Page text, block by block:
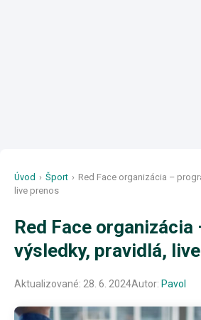
Úvod › Šport › Red Face organizácia –
live prenos
Red Face organizácia
výsledky, pravidlá,
Aktualizované: 28. 6. 2024Autor: Pavol